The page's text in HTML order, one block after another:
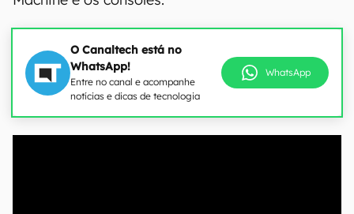
O Canaltech está no
WhatsApp!
Entre no canal e acompanhe
notícias e dicas de tecnologia
WhatsApp